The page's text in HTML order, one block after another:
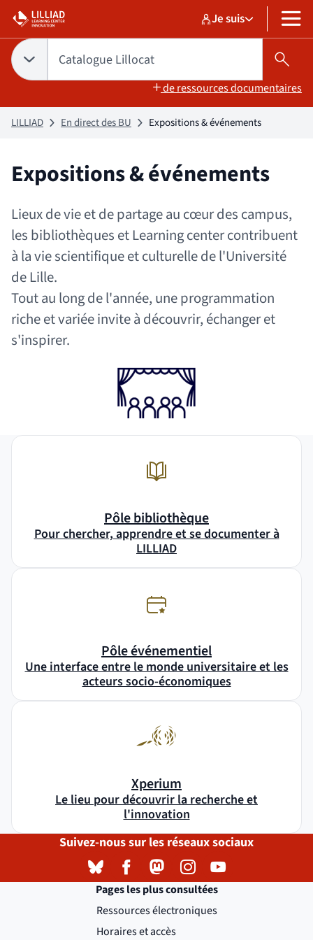
Aller
contenu
Aller
pied
de
page
Sélectionner un
Catalogue
sélectionné
Je suis MENU
Choix du périmètre de recherche :
CATALOGUE LILLOCAT
sélectionnéTapez votre recherche pour rechercher dans :
Catalogue Lillocat
de ressources documentaires
LILLIAD En direct des BU Expositions & événements
Expositions & événements
Lieux de vie et de partage au cœur des campus,
les bibliothèques et Learning center contribuent
à la vie scientifique et culturelle de l'Université
de Lille.
Tout au long de l'année, une programmation
riche et variée invite à découvrir, échanger et
s'inspirer.
Pôle bibliothèque
Pour chercher, apprendre et se documenter à
LILLIAD
Pôle événementiel
Une interface entre le monde universitaire et les
acteurs socio-économiques
Xperium
Le lieu pour découvrir la recherche et
l'innovation
Suivez-nous sur les réseaux sociaux
Bluesky
( )
(nouvelle fenêtre)
Facebook
( )
(nouvelle fenêtre)
Mastodon
( )
(nouvelle fenêtre)
Instagram
( )
(nouvelle fenêtre)
YouTube
( )
(nouvelle fenêtre)
Pages les plus consultées
Ressources électroniques
Horaires et accès